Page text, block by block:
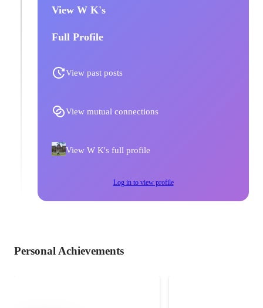
View W K's
Full Profile
View past posts
View mutual connections
View W K's full profile
Log in to view profile
Personal Achievements